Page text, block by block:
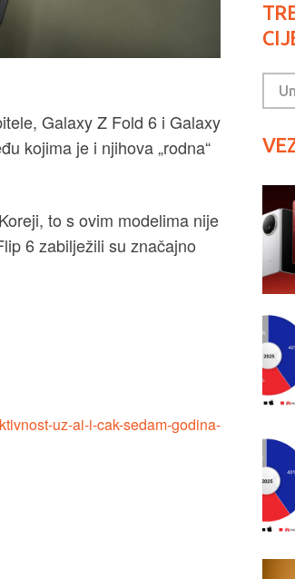
Galaxy Z Fold 6 i Galaxy
kojima je i njihova „rodna“
to s ovim modelima nije
6 zabilježili su značajno
uz-ai-i-cak-sedam-godina-